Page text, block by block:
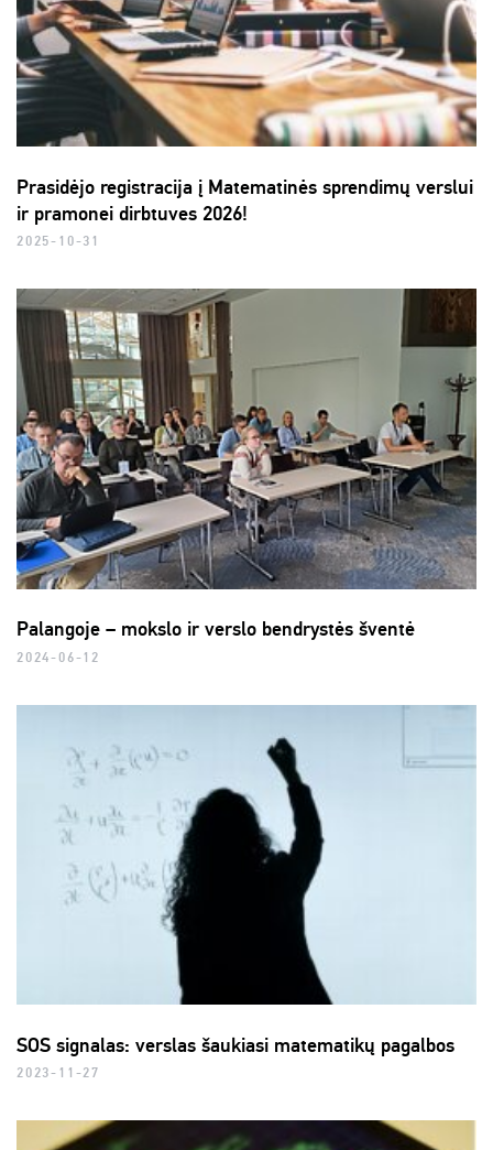
Prasidėjo registracija į Matematinės sprendimų verslui
ir pramonei dirbtuves 2026!
2025-10-31
Palangoje – mokslo ir verslo bendrystės šventė
2024-06-12
SOS signalas: verslas šaukiasi matematikų pagalbos
2023-11-27